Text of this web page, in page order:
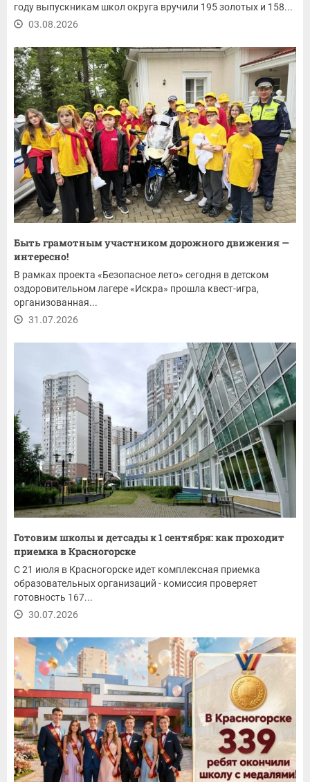
году выпускникам школ округа вручили 195 золотых и 158...
03.08.2026
Быть грамотным участником дорожного движения —
интересно!
В рамках проекта «Безопасное лето» сегодня в детском
оздоровительном лагере «Искра» прошла квест-игра,
организованная...
31.07.2026
Готовим школы и детсады к 1 сентября: как проходит
приемка в Красногорске
С 21 июля в Красногорске идет комплексная приемка
образовательных организаций - комиссия проверяет
готовность 167...
30.07.2026